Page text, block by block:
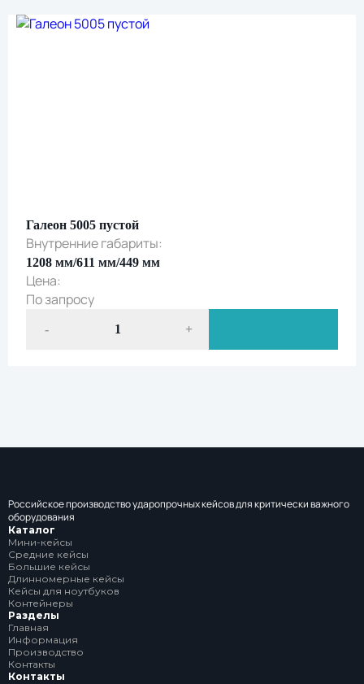
Галеон 5005 пустой
Внутренние габариты:
1208 мм/611 мм/449 мм
Цена:
По запросу
- +
Российское производство ударопрочных кейсов для критически важного
оборудования
Каталог
Мини-кейсы
Средние кейсы
Большие кейсы
Длинномерные кейсы
Кейсы для ноутбуков
Контейнеры
Разделы
Главная
Информация
Производство
Контакты
Контакты
политикой обработки персональных данных